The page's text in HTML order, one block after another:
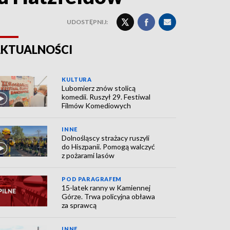
UDOSTĘPNIJ:
KULTURA
Lubomierz znów stolicą
komedii. Ruszył 29. Festiwal
Filmów Komediowych
INNE
Dolnośląscy strażacy ruszyli
do Hiszpanii. Pomogą walczyć
z pożarami lasów
POD PARAGRAFEM
15-latek ranny w Kamiennej
Górze. Trwa policyjna obława
za sprawcą